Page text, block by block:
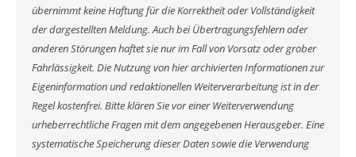
übernimmt keine Haftung für die Korrektheit oder Vollständigkeit
der dargestellten Meldung. Auch bei Übertragungsfehlern oder
anderen Störungen haftet sie nur im Fall von Vorsatz oder grober
Fahrlässigkeit. Die Nutzung von hier archivierten Informationen zur
Eigeninformation und redaktionellen Weiterverarbeitung ist in der
Regel kostenfrei. Bitte klären Sie vor einer Weiterverwendung
urheberrechtliche Fragen mit dem angegebenen Herausgeber. Eine
systematische Speicherung dieser Daten sowie die Verwendung